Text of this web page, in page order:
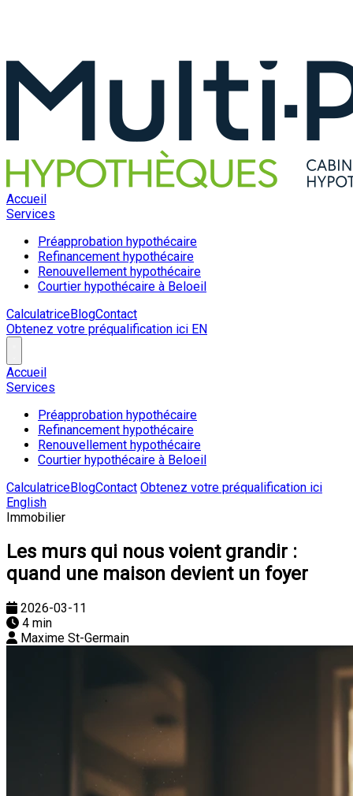
Accueil
Services
Préapprobation hypothécaire
Refinancement hypothécaire
Renouvellement hypothécaire
Courtier hypothécaire à Beloeil
CalculatriceBlogContact
Obtenez votre préqualification ici EN
Accueil
Services
Préapprobation hypothécaire
Refinancement hypothécaire
Renouvellement hypothécaire
Courtier hypothécaire à Beloeil
CalculatriceBlogContact Obtenez votre préqualification ici
English
Immobilier
Les murs qui nous voient grandir :
quand une maison devient un foyer
2026-03-11
4 min
Maxime St-Germain